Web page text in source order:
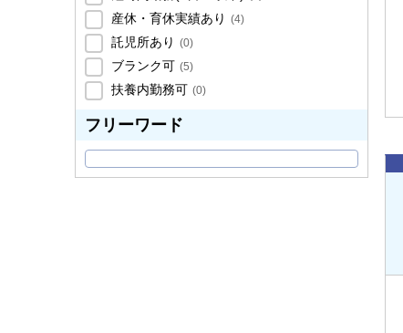
産休・育休実績あり (4)
託児所あり (0)
ブランク可 (5)
扶養内勤務可 (0)
フリーワード